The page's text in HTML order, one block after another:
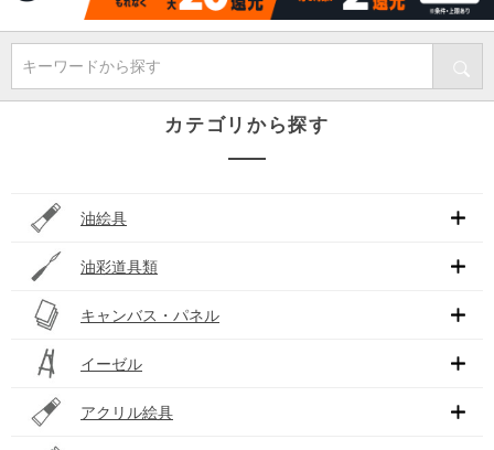
キーワードから探す
カテゴリから探す
油絵具
油彩道具類
キャンバス・パネル
イーゼル
アクリル絵具